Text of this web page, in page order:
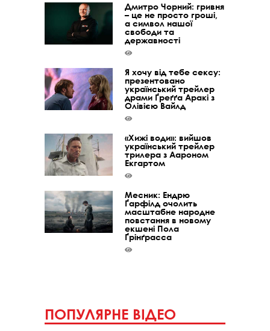
Дмитро Чорний: гривня
– це не просто гроші,
а символ нашої
свободи та
державності
Я хочу від тебе сексу:
презентовано
український трейлер
драми Ґреґґа Аракі з
Олівією Вайлд
«Хижі води»: вийшов
український трейлер
трилера з Аароном
Екгартом
Месник: Ендрю
Ґарфілд очолить
масштабне народне
повстання в новому
екшені Пола
Ґрінґрасса
ПОПУЛЯРНЕ ВІДЕО